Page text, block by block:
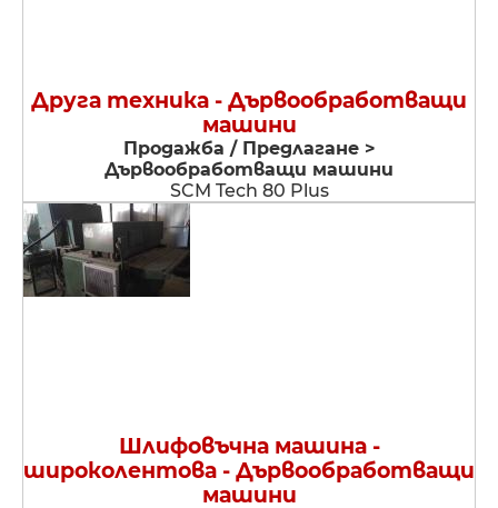
Друга техника - Дървообработващи
машини
Продажба / Предлагане >
Дървообработващи машини
SCM Tech 80 Plus
Шлифовъчна машина -
широколентова - Дървообработващи
машини